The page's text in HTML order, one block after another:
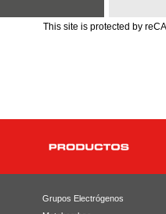
This site is protected by
Grupos Electrógenos